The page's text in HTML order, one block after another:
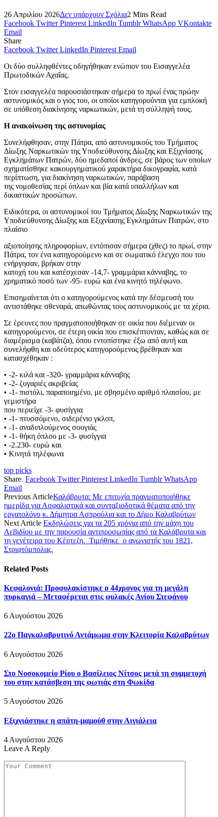
26 Απριλίου 2026Δεν υπάρχουν Σχόλια2 Mins Read
Facebook Twitter Pinterest LinkedIn Tumblr WhatsApp VKontakte
Email
Share
Facebook Twitter LinkedIn Pinterest Email
Οι δύο συλληφθέντες οδηγήθηκαν ενώπιον του Εισαγγελέα
Πρωτοδικών Αχαΐας.
Στον εισαγγελέα παρουσιάστηκαν σήμερα το πρωί ένας πρώην
αστυνομικός και ο γιος του, οι οποίοι κατηγορούνται για εμπλοκή
σε υπόθεση διακίνησης ναρκωτικών, μετά τη σύλληψή τους.
Η ανακοίνωση της αστυνομίας
Συνελήφθησαν, στην Πάτρα, από αστυνομικούς του Τμήματος
Δίωξης Ναρκωτικών της Υποδιεύθυνσης Δίωξης και Εξιχνίασης
Εγκλημάτων Πατρών, δύο ημεδαποί άνδρες, σε βάρος των οποίων
σχηματίσθηκε κακουργηματικού χαρακτήρα δικογραφία, κατά
περίπτωση, για διακίνηση ναρκωτικών, παράβαση
της νομοθεσίας περί όπλων και βία κατά υπαλλήλων και
δικαστικών προσώπων.
Ειδικότερα, οι αστυνομικοί του Τμήματος Δίωξης Ναρκωτικών της
Υποδιεύθυνσης Δίωξης και Εξιχνίασης Εγκλημάτων Πατρών, στο
πλαίσιο
αξιοποίησης πληροφορίων, εντόπισαν σήμερα (χθες) το πρωί, στην
Πάτρα, τον ένα κατηγορούμενο και σε σωματικό έλεγχο που του
ενήργησαν, βρήκαν στην
κατοχή του και κατέσχεσαν -14,7- γραμμάρια κάνναβης, το
χρηματικό ποσό των -95- ευρώ και ένα κινητό τηλέφωνο.
Επισημαίνεται ότι ο κατηγορούμενος κατά την δέσμευσή του
αντιστάθηκε σθεναρά, απωθώντας τους αστυνομικούς με τα χέρια.
Σε έρευνες που πραγματοποιήθηκαν σε οικία που διέμεναν οι
κατηγορούμενοι, σε έτερη οικία που επισκέπτονταν, καθώς και σε
διαμέρισμα (καβάτζα), όπου εντοπίστηκε έξω από αυτή και
συνελήφθη και οδεύτερος κατηγορούμενος βρέθηκαν και
κατασχέθηκαν :
• -2- κιλά και -320- γραμμάρια κάνναβης
• -2- ζυγαριές ακριβείας
• -1- πιστόλι, παραποιημένο, με σβησμένο αριθμό πλαισίου, με
γεμιστήρα
που περιείχε -3- φυσίγγια
• -1- πτυσσόμενο, σιδερένιο γκλοπ,
• -1- αναδιπλούμενος σουγιάς
• -1- θήκη όπλου με -3- φυσίγγια
• -2.230- ευρώ και
• Κινητά τηλέφωνα
top picks
Share. Facebook Twitter Pinterest LinkedIn Tumblr WhatsApp
Email
Previous ArticleΚαλάβρυτα: Με επιτυχία πραγματοποιήθηκε
ημερίδα για Ασφαλιστικά και συνταξιοδοτικά θέματα από την
εργατολόγο κ. Δήμητρα Ασπρούλια και το Δήμο Καλαβρύτων
Next Article Εκδηλώσεις για τα 205 χρόνια από την μάχη του
Λεβιδίου με την παρουσία αντιπροσωπίας από τα Καλάβρυτα και
τη γενέτειρα του Κέρτεζη. Τιμήθηκε ο αγωνιστής του 1821,
Στριφτόμπολας.
Related Posts
Κεφαλονιά: Προφυλακίστηκε ο 44χρονος για τη μεγάλη
πυρκαγιά – Μεταφέρεται στις φυλακές Αγίου Στεφάνου
6 Αυγούστου 2026
22ο Παγκαλαβρυτινό Αντάμωμα στην Κλειτορία Καλαβρύτων
6 Αυγούστου 2026
Στο Νοσοκομείο Ρίου ο Βασίλειος Νίτσος μετά τη συμμετοχή
του στην κατάσβεση της φωτιάς στη Φωκίδα
5 Αυγούστου 2026
Εξιχνιάστηκε η απάτη-μαμούθ στην Αιγιάλεια
4 Αυγούστου 2026
Leave A Reply